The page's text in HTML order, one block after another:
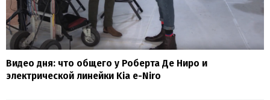
Видео дня: что общего у Роберта Де Ниро и
электрической линейки Kia e-Niro